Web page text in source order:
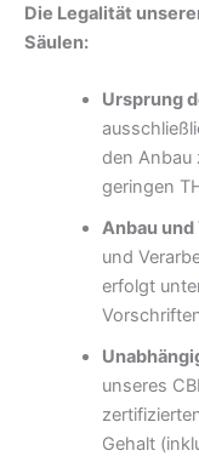
Die Legalität
Säulen:
Ursprung
den Anbau
geringen
Anbau
und
erfolgt
unseres
Gehalt